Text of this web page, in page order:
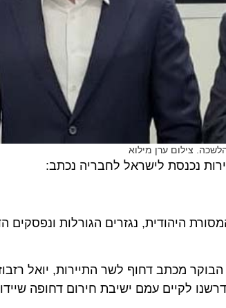
צילום ערן מילוא
נכנסת לישראל לחבריה נכתב:
היהודית, נגזרים הגורלות ונפסקים
מכתב דחוף לשר התיירות, יואל רזבוזוב
עמם ישיבת חירום דחופה שיידון